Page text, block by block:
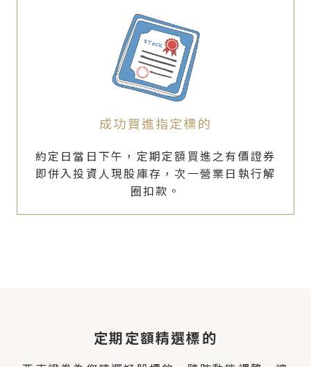
成功買進指定標的
約定日當日下午，定期定額買進之有價證券
即併入投資人現股庫存，次一營業日執行解
圈扣款。
定期定額精選標的